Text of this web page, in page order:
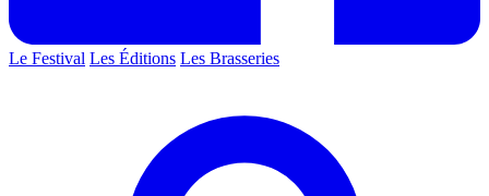
Le Festival Les Éditions Les Brasseries